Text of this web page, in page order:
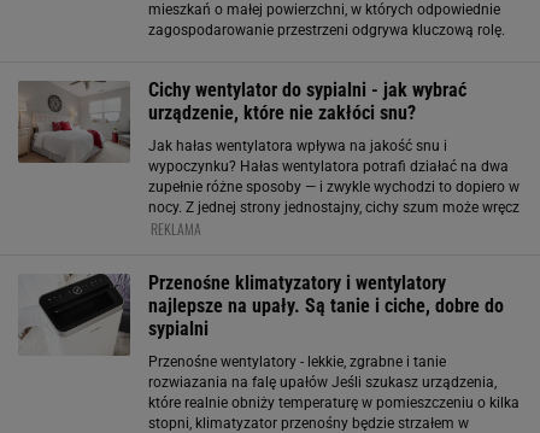
mieszkań o małej powierzchni, w których odpowiednie
zagospodarowanie przestrzeni odgrywa kluczową rolę.
Cichy wentylator do sypialni - jak wybrać
urządzenie, które nie zakłóci snu?
Jak hałas wentylatora wpływa na jakość snu i
wypoczynku? Hałas wentylatora potrafi działać na dwa
zupełnie różne sposoby — i zwykle wychodzi to dopiero w
nocy. Z jednej strony jednostajny, cichy szum może wręcz
pomagać zasnąć. Trochę jak tło, które odcina nas od
REKLAMA
Przenośne klimatyzatory i wentylatory
najlepsze na upały. Są tanie i ciche, dobre do
sypialni
Przenośne wentylatory - lekkie, zgrabne i tanie
rozwiazania na falę upałów Jeśli szukasz urządzenia,
które realnie obniży temperaturę w pomieszczeniu o kilka
stopni, klimatyzator przenośny będzie strzałem w